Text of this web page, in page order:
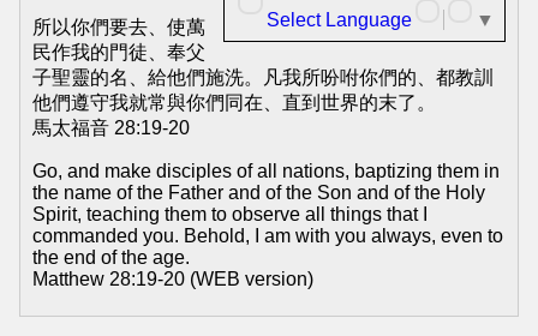
基
督
教
會
主
頁
NCCC
Mainpage
Select Language ▼
所以你們要去、使萬
民作我的門徒、奉父
子聖靈的名、給他們施洗。凡我所吩咐你們的、都教訓
他們遵守我就常與你們同在、直到世界的末了。
馬太福音 28:19-20
Go, and make disciples of all nations, baptizing them in
the name of the Father and of the Son and of the Holy
Spirit, teaching them to observe all things that I
commanded you. Behold, I am with you always, even to
the end of the age.
Matthew 28:19-20 (WEB version)